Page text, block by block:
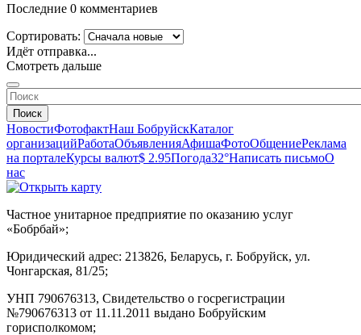
Последние 0 комментариев
Сортировать:
Идёт отправка...
Смотреть дальше
Поиск
НовостиФотофактНаш БобруйскКаталог
организацийРаботаОбъявленияАфишаФотоОбщениеРеклама
на порталеКурсы валют$ 2.95Погода32°Написать письмоО
нас
Частное унитарное предприятие по оказанию услуг
«Бобрбай»;
Юридический адрес: 213826, Беларусь, г. Бобруйск, ул.
Чонгарская, 81/25;
УНП 790676313, Свидетельство о госрегистрации
№790676313 от 11.11.2011 выдано Бобруйским
горисполкомом;